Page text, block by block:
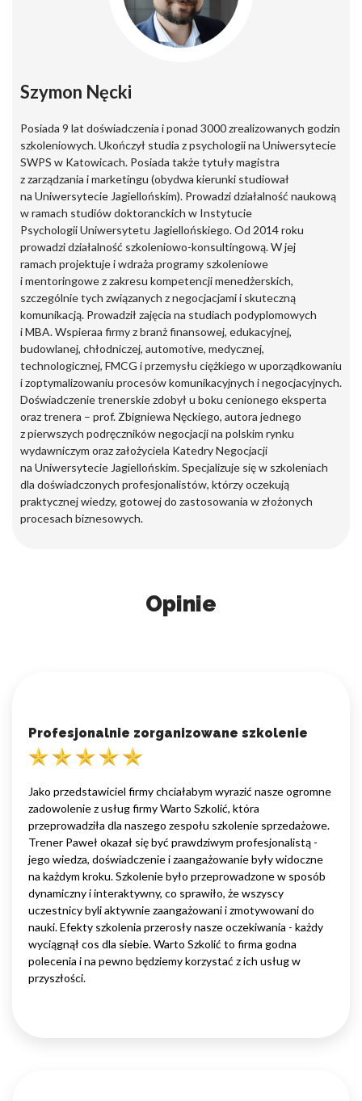
Szymon Nęcki
Posiada 9 lat doświadczenia i ponad 3000 zrealizowanych godzin
szkoleniowych. Ukończył studia z psychologii na Uniwersytecie
SWPS w Katowicach. Posiada także tytuły magistra
z zarządzania i marketingu (obydwa kierunki studiował
na Uniwersytecie Jagiellońskim). Prowadzi działalność naukową
w ramach studiów doktoranckich w Instytucie
Psychologii Uniwersytetu Jagiellońskiego. Od 2014 roku
prowadzi działalność szkoleniowo-konsultingową. W jej
ramach projektuje i wdraża programy szkoleniowe
i mentoringowe z zakresu kompetencji menedżerskich,
szczególnie tych związanych z negocjacjami i skuteczną
komunikacją. Prowadził zajęcia na studiach podyplomowych
i MBA. Wspieraa firmy z branż finansowej, edukacyjnej,
budowlanej, chłodniczej, automotive, medycznej,
technologicznej, FMCG i przemysłu ciężkiego w uporządkowaniu
i zoptymalizowaniu procesów komunikacyjnych i negocjacyjnych.
Doświadczenie trenerskie zdobył u boku cenionego eksperta
oraz trenera – prof. Zbigniewa Nęckiego, autora jednego
z pierwszych podręczników negocjacji na polskim rynku
wydawniczym oraz założyciela Katedry Negocjacji
na Uniwersytecie Jagiellońskim. Specjalizuje się w szkoleniach
dla doświadczonych profesjonalistów, którzy oczekują
praktycznej wiedzy, gotowej do zastosowania w złożonych
procesach biznesowych.
Opinie
Profesjonalnie zorganizowane szkolenie
Jako przedstawiciel firmy chciałabym wyrazić nasze ogromne
zadowolenie z usług firmy Warto Szkolić, która
przeprowadziła dla naszego zespołu szkolenie sprzedażowe.
Trener Paweł okazał się być prawdziwym profesjonalistą -
jego wiedza, doświadczenie i zaangażowanie były widoczne
na każdym kroku. Szkolenie było przeprowadzone w sposób
dynamiczny i interaktywny, co sprawiło, że wszyscy
uczestnicy byli aktywnie zaangażowani i zmotywowani do
nauki. Efekty szkolenia przerosły nasze oczekiwania - każdy
wyciągnął cos dla siebie. Warto Szkolić to firma godna
polecenia i na pewno będziemy korzystać z ich usług w
przyszłości.